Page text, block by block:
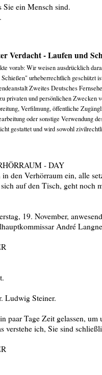
Sie ein Mensch sind.
Verdacht - Laufen und
vorab: Wir weisen ausdrücklich
urheberrechtlich geschützt
Zweites Deutsches
privaten und persönlichen Zwecken
Verfilmung, öffentliche
oder sonstige Verwendung
gestattet und wird sowohl
- DAY
den Verhörraum ein, alle
auf den Tisch, geht noch
19. November,
André
Ludwig Steiner.
paar Tage Zeit gelassen, um
verstehe ich, Sie sind